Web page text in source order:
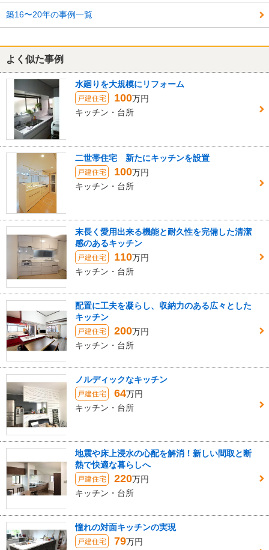
築16〜20年の事例一覧
よく似た事例
水廻りを大規模にリフォーム
戸建住宅 100万円
キッチン・台所
二世帯住宅 新たにキッチンを設置
戸建住宅 100万円
キッチン・台所
末長く愛用出来る機能と耐久性を完備した清潔
感のあるキッチン
戸建住宅 110万円
キッチン・台所
配置に工夫を凝らし、収納力のある広々とした
キッチン
戸建住宅 200万円
キッチン・台所
ノルディックなキッチン
戸建住宅 64万円
キッチン・台所
地震や床上浸水の心配を解消！新しい間取と断
熱で快適な暮らしへ
戸建住宅 220万円
キッチン・台所
憧れの対面キッチンの実現
戸建住宅 79万円